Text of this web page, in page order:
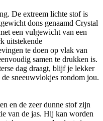
De extreem lichte stof is
dons genaamd Crystal
een vulgewicht van een
uitstekende
te doen op vlak van
samen te drukken is.
dag draagt, blijf je lekker
sneeuwvlokjes rondom jou.
en de zeer dunne stof zijn
van de jas. Hij kan worden